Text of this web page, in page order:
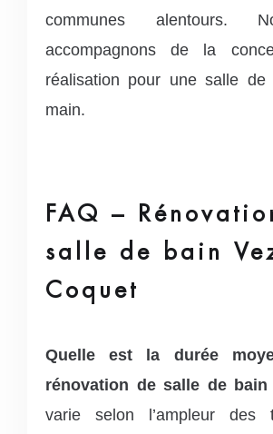
communes alentours.
accompagnons de la
réalisation pour une salle
main.
FAQ –
salle de bain
Coquet
Quelle est la durée
rénovation de salle de bain
varie selon l’ampleur des